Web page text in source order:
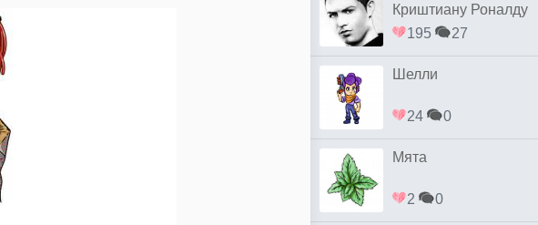
Криштиану Роналду
простым
195 27
Шелли
24 0
Мята
2 0